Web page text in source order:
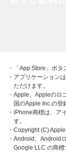
・「App Store」ボタ
・アプリケーション
ただけます。
・Apple、Appleのロ
国のApple Inc.の登
・iPhone商標は、ア
す。
・Copyright (C)
・Android、Android
Google LLC の商標